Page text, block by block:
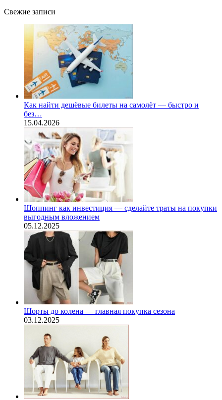
Свежие записи
Как найти дешёвые билеты на самолёт — быстро и
без…
15.04.2026
Шоппинг как инвестиция — сделайте траты на покупки
выгодным вложением
05.12.2025
Шорты до колена — главная покупка сезона
03.12.2025